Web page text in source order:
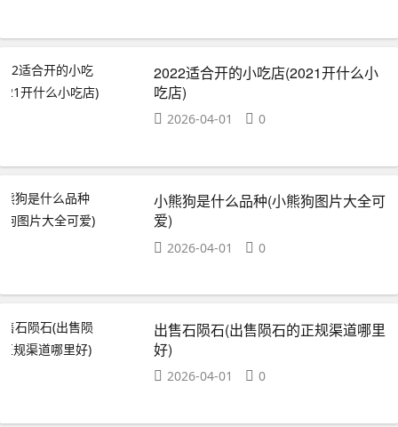
2022适合开的小吃店(2021开什么小
吃店)
2026-04-01 0
小熊狗是什么品种(小熊狗图片大全可
爱)
2026-04-01 0
出售石陨石(出售陨石的正规渠道哪里
好)
2026-04-01 0